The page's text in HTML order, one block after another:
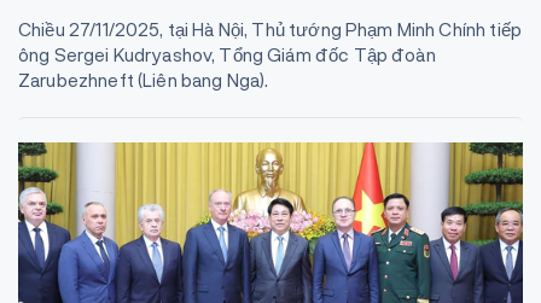
Chiều 27/11/2025, tại Hà Nội, Thủ tướng Phạm Minh Chính tiếp
ông Sergei Kudryashov, Tổng Giám đốc Tập đoàn
Zarubezhneft (Liên bang Nga).